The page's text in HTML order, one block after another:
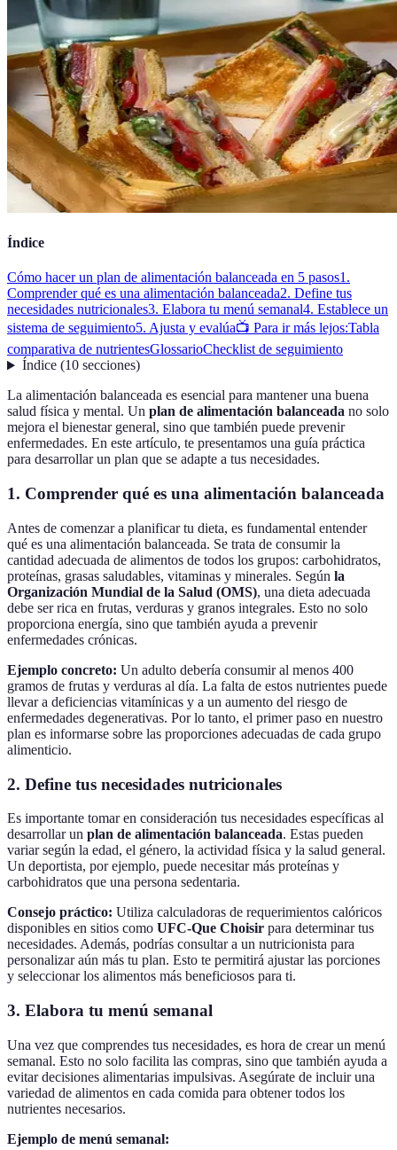
Índice
Cómo hacer un plan de alimentación balanceada en 5 pasos1.
Comprender qué es una alimentación balanceada2. Define tus
necesidades nutricionales3. Elabora tu menú semanal4. Establece un
sistema de seguimiento5. Ajusta y evalúa📺 Para ir más lejos:Tabla
comparativa de nutrientesGlossarioChecklist de seguimiento
Índice(10 secciones)
La alimentación balanceada es esencial para mantener una buena
salud física y mental. Un plan de alimentación balanceada no solo
mejora el bienestar general, sino que también puede prevenir
enfermedades. En este artículo, te presentamos una guía práctica
para desarrollar un plan que se adapte a tus necesidades.
1. Comprender qué es una alimentación balanceada
Antes de comenzar a planificar tu dieta, es fundamental entender
qué es una alimentación balanceada. Se trata de consumir la
cantidad adecuada de alimentos de todos los grupos: carbohidratos,
proteínas, grasas saludables, vitaminas y minerales. Según la
Organización Mundial de la Salud (OMS), una dieta adecuada
debe ser rica en frutas, verduras y granos integrales. Esto no solo
proporciona energía, sino que también ayuda a prevenir
enfermedades crónicas.
Ejemplo concreto: Un adulto debería consumir al menos 400
gramos de frutas y verduras al día. La falta de estos nutrientes puede
llevar a deficiencias vitamínicas y a un aumento del riesgo de
enfermedades degenerativas. Por lo tanto, el primer paso en nuestro
plan es informarse sobre las proporciones adecuadas de cada grupo
alimenticio.
2. Define tus necesidades nutricionales
Es importante tomar en consideración tus necesidades específicas al
desarrollar un plan de alimentación balanceada. Estas pueden
variar según la edad, el género, la actividad física y la salud general.
Un deportista, por ejemplo, puede necesitar más proteínas y
carbohidratos que una persona sedentaria.
Consejo práctico: Utiliza calculadoras de requerimientos calóricos
disponibles en sitios como UFC-Que Choisir para determinar tus
necesidades. Además, podrías consultar a un nutricionista para
personalizar aún más tu plan. Esto te permitirá ajustar las porciones
y seleccionar los alimentos más beneficiosos para ti.
3. Elabora tu menú semanal
Una vez que comprendes tus necesidades, es hora de crear un menú
semanal. Esto no solo facilita las compras, sino que también ayuda a
evitar decisiones alimentarias impulsivas. Asegúrate de incluir una
variedad de alimentos en cada comida para obtener todos los
nutrientes necesarios.
Ejemplo de menú semanal: